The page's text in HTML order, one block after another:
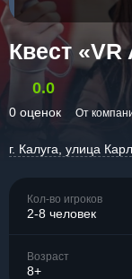
Квест «VR
0.0
0 оценок От
г. Калуга, улица
Кол-во игроков
2-8 человек
Возраст
8+